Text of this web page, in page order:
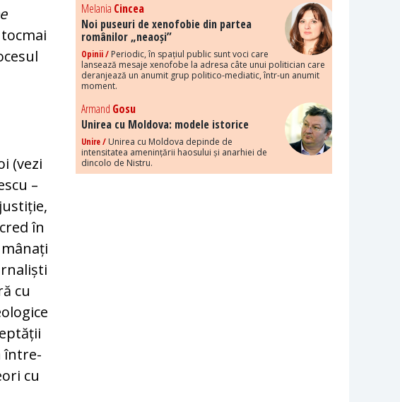
(vezi
–
în
cu
între­
cu
Melania Cincea
Noi puseuri de xenofobie din partea
românilor „neaoși”
Opinii / Periodic, în spațiul public sunt voci care
lansează mesaje xenofobe la adresa câte unui politician care
deranjează un anumit grup politico-mediatic, într-un anumit
moment.
Armand Gosu
Unirea cu Moldova: modele istorice
Unire / Unirea cu Moldova depinde de
intensitatea amenințării haosului și anarhiei de
dincolo de Nistru.